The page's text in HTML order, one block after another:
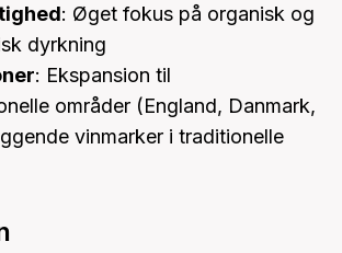
: Øget fokus på organisk og
dyrkning
: Ekspansion til
områder (England, Danmark,
vinmarker i traditionelle